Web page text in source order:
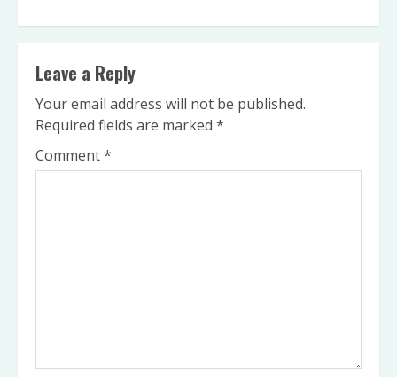
Leave a Reply
Your email address will not be published.
Required fields are marked *
Comment*